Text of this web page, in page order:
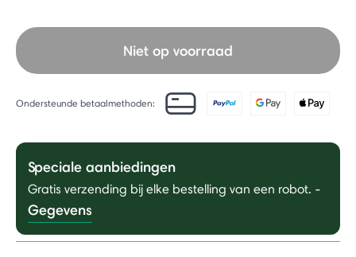
Niet op voorraad
Ondersteunde betaalmethoden:
Speciale aanbiedingen
Gratis verzending bij elke bestelling van een robot. -
Gegevens